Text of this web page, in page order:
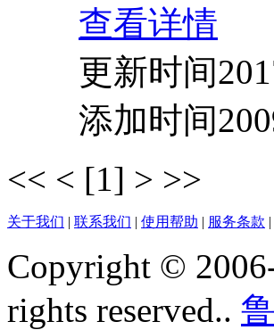
查看详情
更新时间
添加时间
<< < [1] > >>
关于我们 | 联系我们 | 使用帮助 | 服务条款 |
Copyright ©
rights reserved..